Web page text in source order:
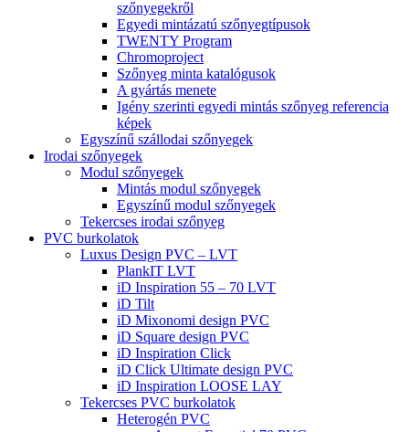
szőnyegekről
Egyedi mintázatú szőnyegtípusok
TWENTY Program
Chromoproject
Szőnyeg minta katalógusok
A gyártás menete
Igény szerinti egyedi mintás szőnyeg referencia
képek
Egyszínű szállodai szőnyegek
Irodai szőnyegek
Modul szőnyegek
Mintás modul szőnyegek
Egyszínű modul szőnyegek
Tekercses irodai szőnyeg
PVC burkolatok
Luxus Design PVC – LVT
PlankIT LVT
iD Inspiration 55 – 70 LVT
iD Tilt
iD Mixonomi design PVC
iD Square design PVC
iD Inspiration Click
iD Click Ultimate design PVC
iD Inspiration LOOSE LAY
Tekercses PVC burkolatok
Heterogén PVC